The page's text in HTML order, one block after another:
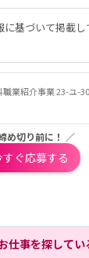
基づいて掲載し
業紹介事業 23-ユ-
め切り前に！ ／
すぐ応募する
仕事を探してい